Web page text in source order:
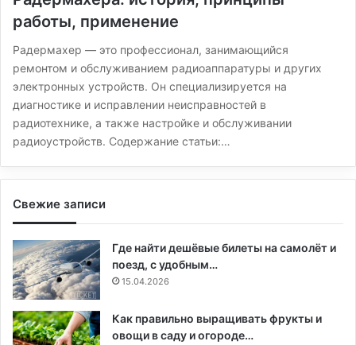
работы, применение
Радермахер — это профессионал, занимающийся
ремонтом и обслуживанием радиоаппаратуры и других
электронных устройств. Он специализируется на
диагностике и исправлении неисправностей в
радиотехнике, а также настройке и обслуживании
радиоустройств. Содержание статьи:…
Свежие записи
Где найти дешёвые билеты на самолёт и
поезд, с удобным…
15.04.2026
Как правильно выращивать фрукты и
овощи в саду и огороде…